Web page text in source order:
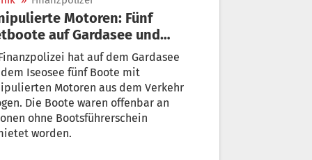
Motoren: Fünf
auf Gardasee und
beschlagnahmt
hat auf dem Gardasee
Iseosee fünf Boote mit
Motoren aus dem Verkehr
Die Boote waren offenbar an
ohne Bootsführerschein
worden.